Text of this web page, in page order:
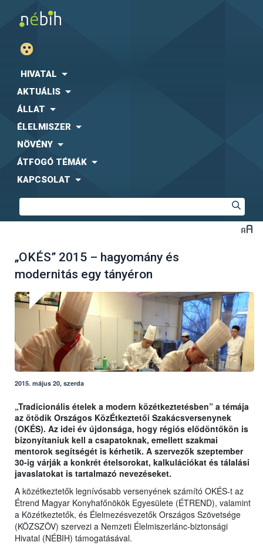
HIVATAL
AKTUÁLIS
ÁLLAT
ÉLELMISZER
NÖVÉNY
ÁTFOGÓ TÉMÁK
KAPCSOLAT
„OKÉS” 2015 – hagyomány és
modernitás egy tányéron
2015. május 20, szerda
„Tradicionális ételek a modern közétkeztetésben” a témája
az ötödik Országos KözÉtkeztetői Szakácsversenynek
(OKÉS). Az idei év újdonsága, hogy régiós elődöntőkön is
bizonyítaniuk kell a csapatoknak, emellett szakmai
mentorok segítségét is kérhetik. A szervezők szeptember
30-ig várják a konkrét ételsorokat, kalkulációkat és tálalási
javaslatokat is tartalmazó nevezéseket.
A közétkeztetők legnívósabb versenyének számító OKÉS-t az
Étrend Magyar Konyhafőnökök Egyesülete (ÉTREND), valamint
a Közétkeztetők, és Élelmezésvezetők Országos Szövetsége
(KÖZSZÖV) szervezi a Nemzeti Élelmiszerlánc-biztonsági
Hivatal (NÉBIH) támogatásával.